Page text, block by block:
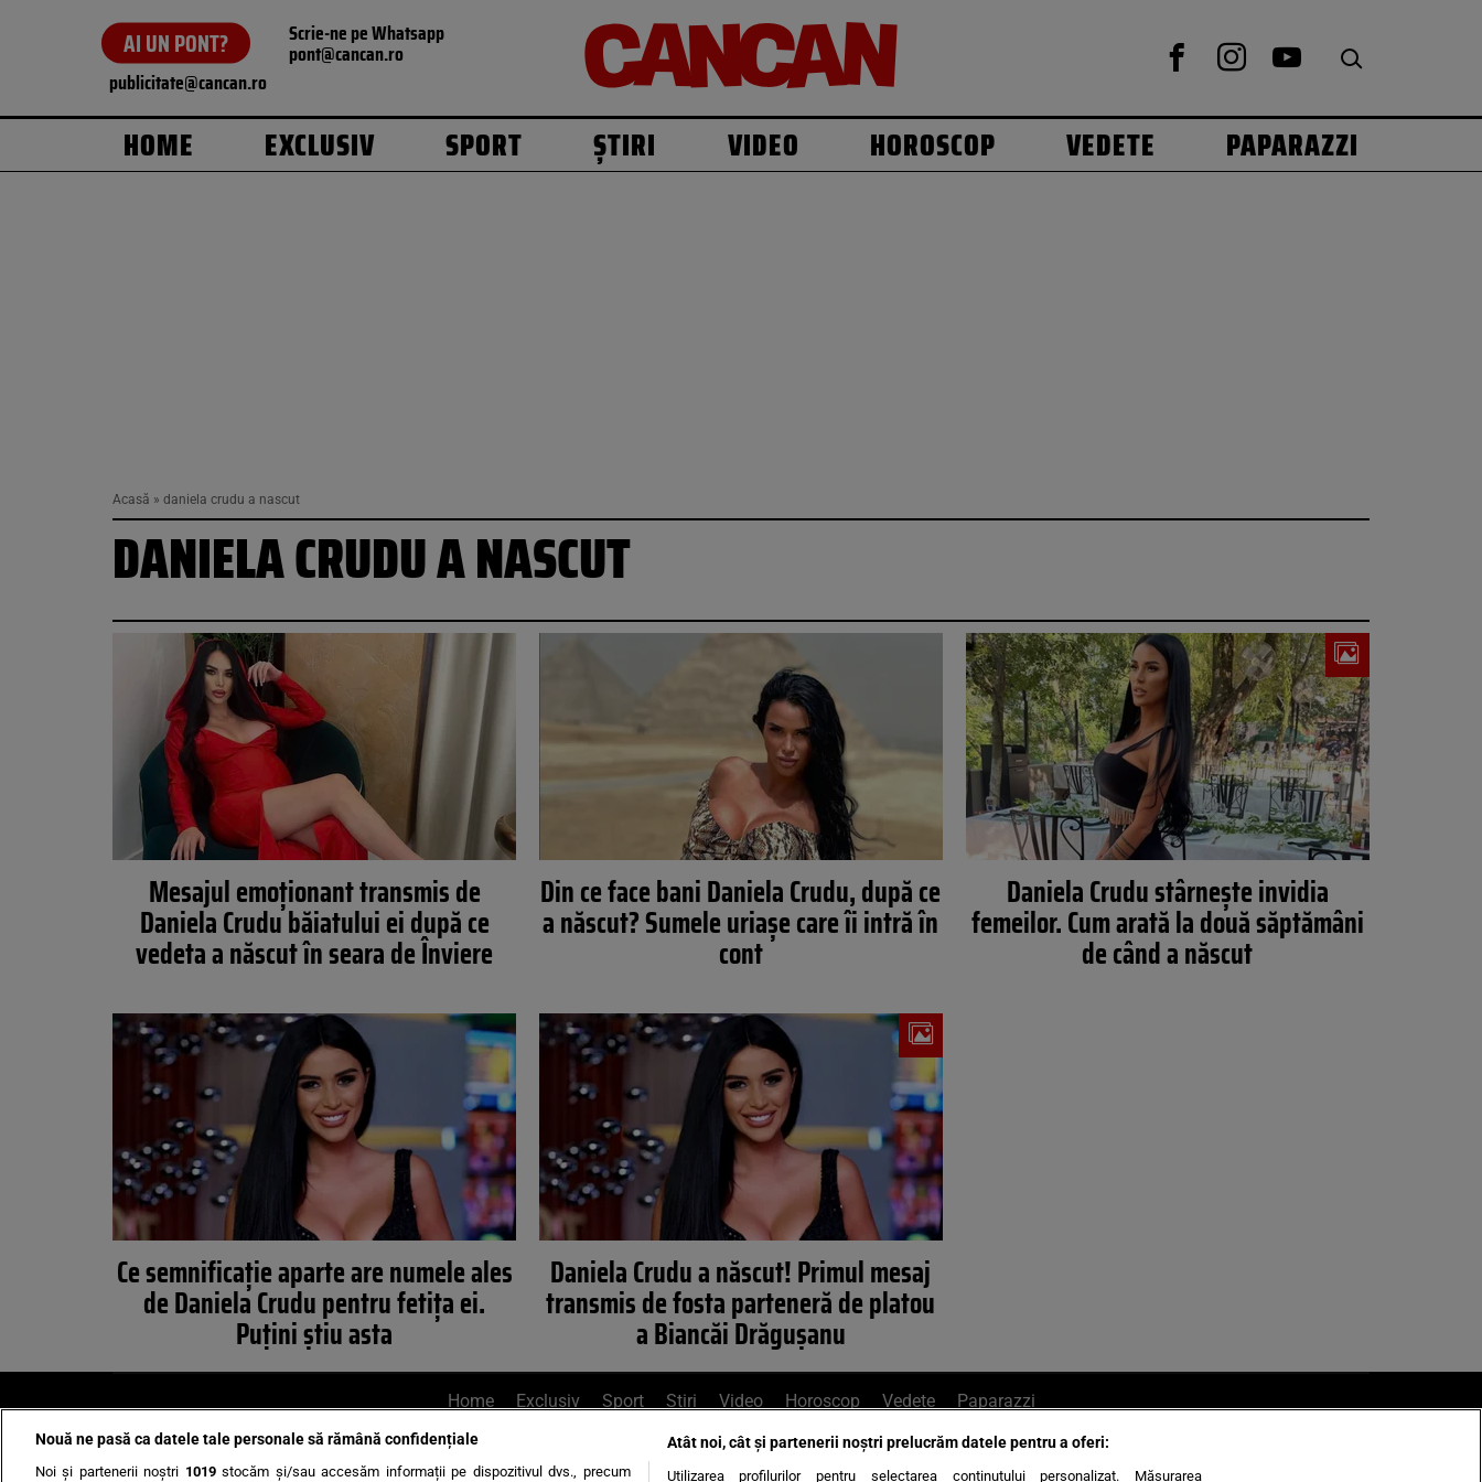
AI UN PONT? Scrie-ne pe Whatsapp
pont@cancan.ro
publicitate@cancan.ro
HOME EXCLUSIV SPORT ȘTIRI VIDEO HOROSCOP VEDETE PAPARAZZI
Acasă » daniela crudu a nascut
DANIELA CRUDU A NASCUT
Mesajul emoționant transmis de
Daniela Crudu băiatului ei după ce
vedeta a născut în seara de Înviere
Din ce face bani Daniela Crudu, după ce
a născut? Sumele uriaşe care îi intră în
cont
Daniela Crudu stârnește invidia
femeilor. Cum arată la două săptămâni
de când a născut
Ce semnificație aparte are numele ales
de Daniela Crudu pentru fetița ei.
Puțini știu asta
Daniela Crudu a născut! Primul mesaj
transmis de fosta parteneră de platou
a Biancăi Drăgușanu
Home Exclusiv Sport Știri Video Horoscop Vedete Paparazzi
AI UN PONT? Scrie-ne pe Whatsapp, sună la 0741226226 sau trimite mail la pont@cancan.ro
Nouă ne pasă ca datele tale personale să rămână confidențiale
Noi și partenerii noștri 1019stocăm și/sau accesăm informații pe dispozitivul dvs., precum
Atât noi, cât și partenerii noștri prelucrăm datele pentru a oferi:
Utilizarea profilurilor pentru selectarea conținutului personalizat. Măsurarea